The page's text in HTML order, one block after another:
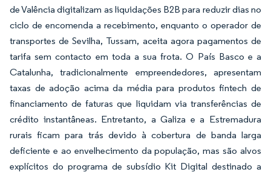
de Valência digitalizam as liquidações B2B para reduzir dias no
ciclo de encomenda a recebimento, enquanto o operador de
transportes de Sevilha, Tussam, aceita agora pagamentos de
tarifa sem contacto em toda a sua frota. O País Basco e a
Catalunha, tradicionalmente empreendedores, apresentam
taxas de adoção acima da média para produtos fintech de
financiamento de faturas que liquidam via transferências de
crédito instantâneas. Entretanto, a Galiza e a Estremadura
rurais ficam para trás devido à cobertura de banda larga
deficiente e ao envelhecimento da população, mas são alvos
explícitos do programa de subsídio Kit Digital destinado a